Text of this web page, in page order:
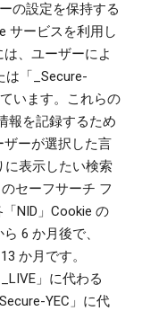
の設定を保持する
サービスを利用し
、ユーザーによ
は「_Secure-
います。これらの
報を記録するため
ーが選択した言
に表示したい検索
セーフサーチ フ
NID」Cookie の
6 か月後で、
か月です。
」に代わる
YEC」に代